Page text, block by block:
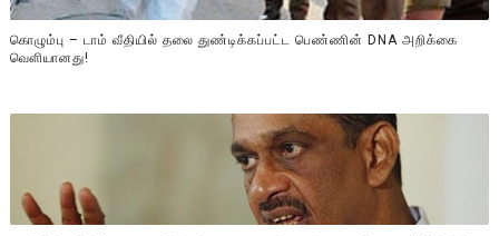
கொழும்பு – டாம் வீதியில் தலை துண்டிக்கப்பட்ட பெண்ணின் DNA அறிக்கை
வௌியானது!